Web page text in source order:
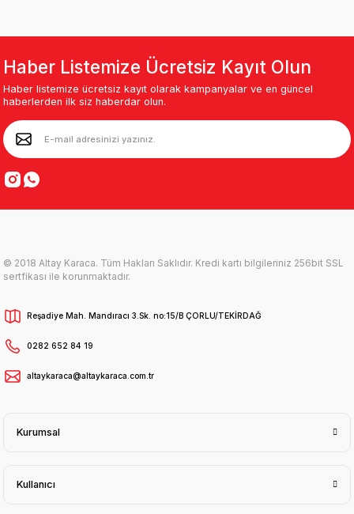
Haber Listemize Ücretsiz Kayıt Olun
Haber listemize ücretsiz kayıt olarak kampanyalar ve en güncel
haberlerden ilk siz haberdar olun.
© 2018 Altay Karaca. Tüm Hakları Saklıdır. Kredi kartı bilgileriniz 256bit SSL
sertfikası ile korunmaktadır.
Reşadiye Mah. Mandıracı 3.Sk. no:15/B ÇORLU/TEKİRDAĞ
0282 652 84 19
altaykaraca@altaykaraca.com.tr
Kurumsal
Kullanıcı